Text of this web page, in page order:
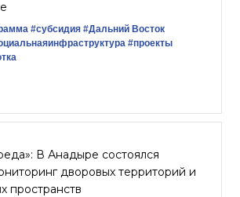
#субсидия #Дальний Восток
#проекты
В Анадыре состоялся
дворовых территорий и
пространств